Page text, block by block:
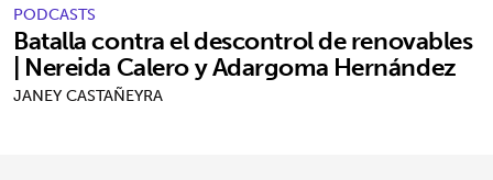
PODCASTS
Batalla contra el descontrol de renovables
| Nereida Calero y Adargoma Hernández
JANEY CASTAÑEYRA